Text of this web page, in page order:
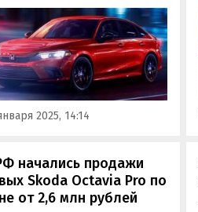
представлена на нашем
официально. Седаны и
доступны как из
так и под заказ по
от 2 545 000 рублей, пишут
дня».
2025, 14:14
начались продажи
Skoda Octavia Pro по
от 2,6 млн рублей